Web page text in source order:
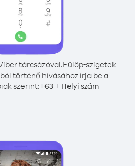
tárcsázóval.Fülöp-szigetek
történő hívásához írja be a
szerint:+63+ Helyi szám